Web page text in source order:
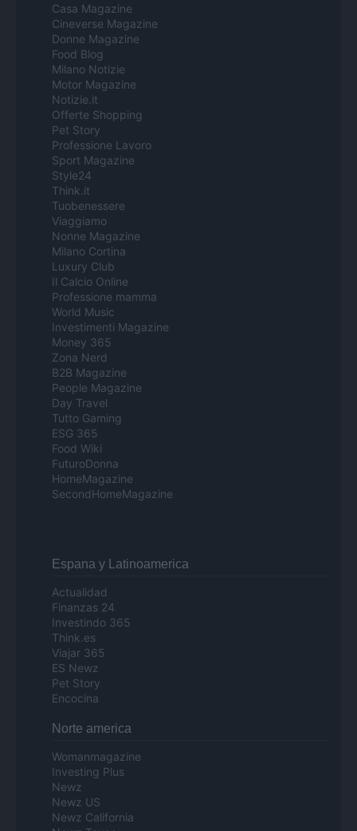
Casa Magazine
Cineverse Magazine
Donne Magazine
Food Blog
Milano Notizie
Motor Magazine
Notizie.it
Offerte Shopping
Pet Story
Professione Lavoro
Sport Magazine
Style24
Think.it
Tuobenessere
Viaggiamo
Nonne Magazine
Milano Cortina
Luxury Club
Il Calcio Online
Professione mamma
World Music
Investimenti Magazine
Money 365
Zona Nerd
B2B Magazine
People Magazine
Day Travel
Tutto Gaming
ESG 365
Food Wiki
FuturoDonna
HomeMagazine
SecondHomeMagazine
Espana y Latinoamerica
Actualidad
Finanzas 24
Investindo 365
Think.es
Viajar 365
ES Newz
Pet Story
Encocina
Norte america
Womanmagazine
Investing Plus
Newz
Newz US
Newz California